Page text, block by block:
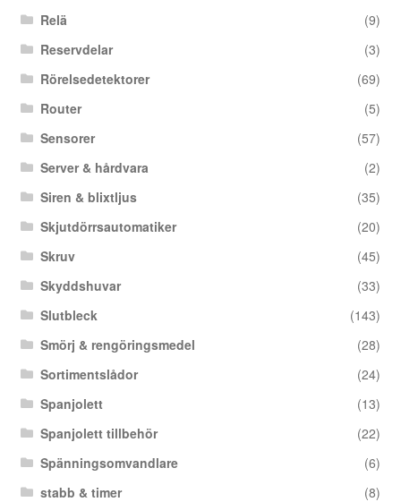
Relä
(9)
Reservdelar
(3)
Rörelsedetektorer
(69)
Router
(5)
Sensorer
(57)
Server & hårdvara
(2)
Siren & blixtljus
(35)
Skjutdörrsautomatiker
(20)
Skruv
(45)
Skyddshuvar
(33)
Slutbleck
(143)
Smörj & rengöringsmedel
(28)
Sortimentslådor
(24)
Spanjolett
(13)
Spanjolett tillbehör
(22)
Spänningsomvandlare
(6)
stabb & timer
(8)